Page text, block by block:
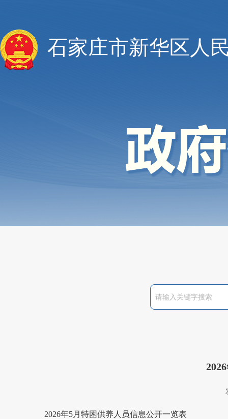
石家庄市新华区人
2026年5月特困供养人员信息公开一览表